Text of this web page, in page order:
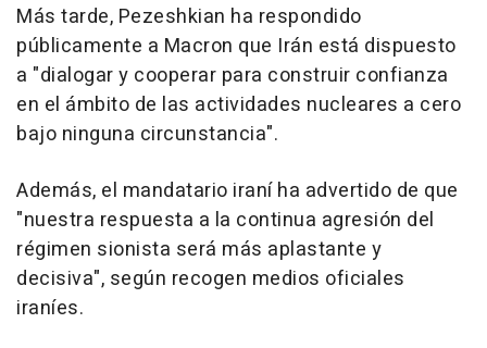
Más tarde, Pezeshkian ha respondido
públicamente a Macron que Irán está dispuesto
a "dialogar y cooperar para construir confianza
en el ámbito de las actividades nucleares a cero
bajo ninguna circunstancia".
Además, el mandatario iraní ha advertido de que
"nuestra respuesta a la continua agresión del
régimen sionista será más aplastante y
decisiva", según recogen medios oficiales
iraníes.